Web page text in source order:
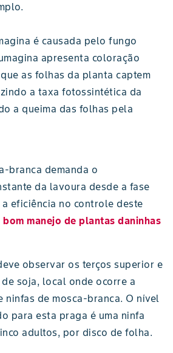
é causada pelo fungo
apresenta coloração
as folhas da planta captem
a taxa fotossintética da
a queima das folhas pela
branca demanda o
da lavoura desde a fase
eficiência no controle deste
bom manejo de plantas daninhas
observar os terços superior e
soja, local onde ocorre a
ninfas de mosca-branca. O nível
para esta praga é uma ninfa
adultos, por disco de folha.